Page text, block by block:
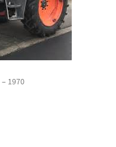
– 1970